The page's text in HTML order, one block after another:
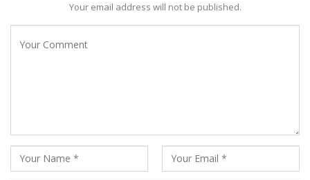
Your email address will not be published.